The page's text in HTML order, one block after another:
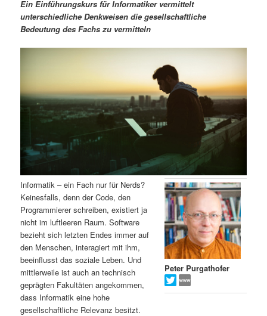
ä
r
n
n
l
t
s
p
n
d
r
n
h
a
l
t
n
a
v
i
o
Ein Einführungskurs für Informatiker vermittelt
unterschiedliche Denkweisen die gesellschaftliche
Bedeutung des Fachs zu vermitteln
Peter Purgathofer
Informatik – ein Fach nur für Nerds?
Keinesfalls, denn der Code, den
Programmierer schreiben, existiert ja
nicht im luftleeren Raum. Software
bezieht sich letzten Endes immer auf
den Menschen, interagiert mit ihm,
beeinflusst das soziale Leben. Und
mittlerweile ist auch an technisch
geprägten Fakultäten angekommen,
dass Informatik eine hohe
gesellschaftliche Relevanz besitzt.